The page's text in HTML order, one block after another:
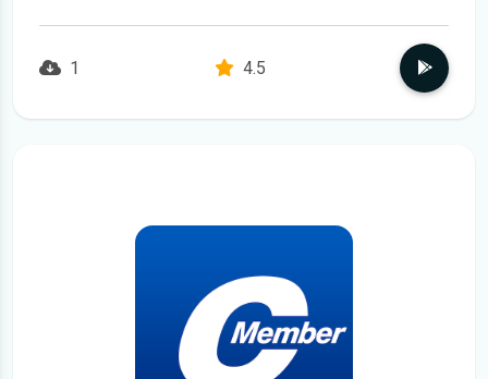
1
4.5